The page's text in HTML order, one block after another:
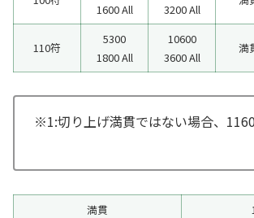
1600 All
3200 All
110符
5300
1800 All
10600
3600 All
満
※1:切り上げ満貫ではない場合、
満貫